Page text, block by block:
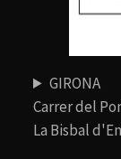
GIRONA
Carrer del
La Bisbal